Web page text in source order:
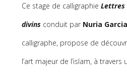
Ce stage de calligraphie Lettres
divins conduit par Nuria
calligraphe, propose de
l’art majeur de l’islam, à travers